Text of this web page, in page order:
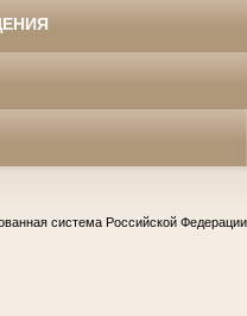
система Российской